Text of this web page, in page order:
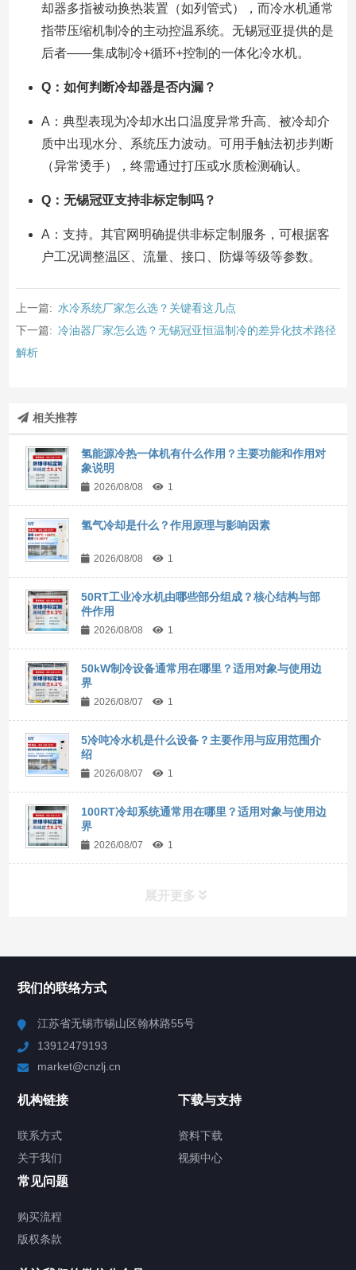
却器多指被动换热装置（如列管式），而冷水机通常
指带压缩机制冷的主动控温系统。无锡冠亚提供的是
后者——集成制冷+循环+控制的一体化冷水机。
Q：如何判断冷却器是否内漏？
A：典型表现为冷却水出口温度异常升高、被冷却介
质中出现水分、系统压力波动。可用手触法初步判断
（异常烫手），终需通过打压或水质检测确认。
Q：无锡冠亚支持非标定制吗？
A：支持。其官网明确提供非标定制服务，可根据客
户工况调整温区、流量、接口、防爆等级等参数。
上一篇: 水冷系统厂家怎么选？关键看这几点
下一篇: 冷油器厂家怎么选？无锡冠亚恒温制冷的差异化技术路径
解析
相关推荐
氢能源冷热一体机有什么作用？主要功能和作用对
象说明
2026/08/08 1
氢气冷却是什么？作用原理与影响因素
2026/08/08 1
50RT工业冷水机由哪些部分组成？核心结构与部
件作用
2026/08/08 1
50kW制冷设备通常用在哪里？适用对象与使用边
界
2026/08/07 1
5冷吨冷水机是什么设备？主要作用与应用范围介
绍
2026/08/07 1
100RT冷却系统通常用在哪里？适用对象与使用边
界
2026/08/07 1
展开更多
Chiller高精度制冷循环器
TCU温度控制单元
Chiller气体控温系统
我们的联络方式
江苏省无锡市锡山区翰林路55号
13912479193
market@cnzlj.cn
机构链接
联系方式
关于我们
下载与支持
资料下载
视频中心
常见问题
购买流程
版权条款